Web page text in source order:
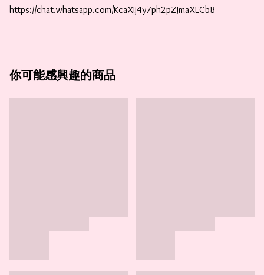
https://chat.whatsapp.com/KcaXIj4y7ph2pZJmaXECbB
你可能感興趣的商品